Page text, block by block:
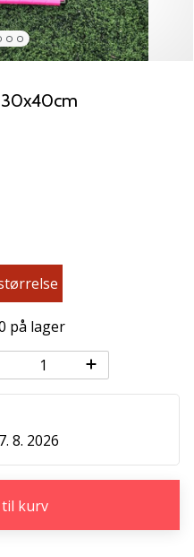
30x40cm
på lager
8. 2026
kurv